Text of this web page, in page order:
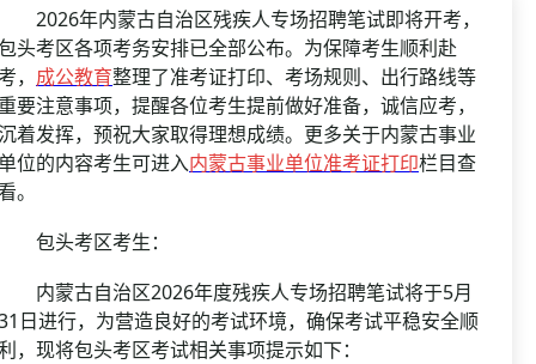
面试补录
历年真题
公务员课程
年内蒙古自治区残疾人专场招聘笔试即将开考，
头考区各项考务安排已全部公布。为保障考生顺利赴
， 成公教育整理了准考证打印、考场规则、出行路线等
要注意事项，提醒各位考生提前做好准备，诚信应考，
着发挥，预祝大家取得理想成绩。更多关于内蒙古事业
位的内容考生可进入内蒙古事业单位准考证打印栏目查
。
头考区考生：
蒙古自治区2026年度残疾人专场招聘笔试将于5月
日进行，为营造良好的考试环境，确保考试平稳安全顺
，现将包头考区考试相关事项提示如下：